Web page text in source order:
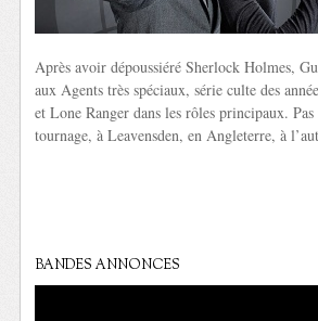
Après avoir dépoussiéré Sherlock Holmes,
aux Agents très spéciaux, série culte des
et Lone Ranger dans les rôles principaux.
tournage, à Leavensden, en Angleterre, à
BANDES ANNONCES